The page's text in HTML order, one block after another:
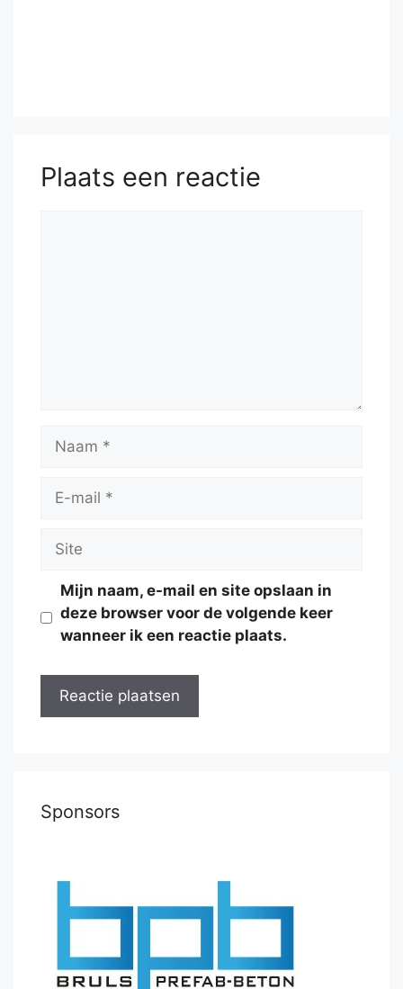
Plaats een reactie
Naam
Site
Mijn naam, e-mail en site opslaan in
deze browser voor de volgende keer
wanneer ik een reactie plaats.
Sponsors